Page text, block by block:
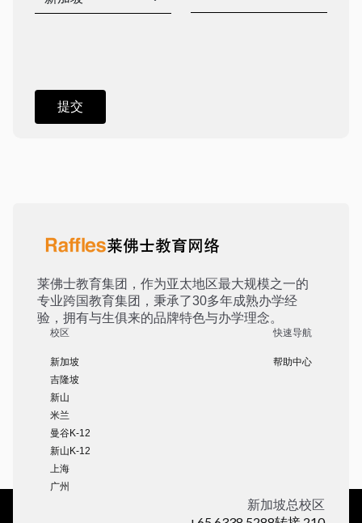
莱佛士教育集团，作为亚太地区最大规模之一的
专业跨国教育集团，秉承了30多年成熟办学经
验，拥有与生俱来的品牌特色与办学理念。
校区
新加坡
吉隆坡
新山
米兰
曼谷K-12
新山K-12
上海
广州
快速导航
帮助中心
新加坡总校区